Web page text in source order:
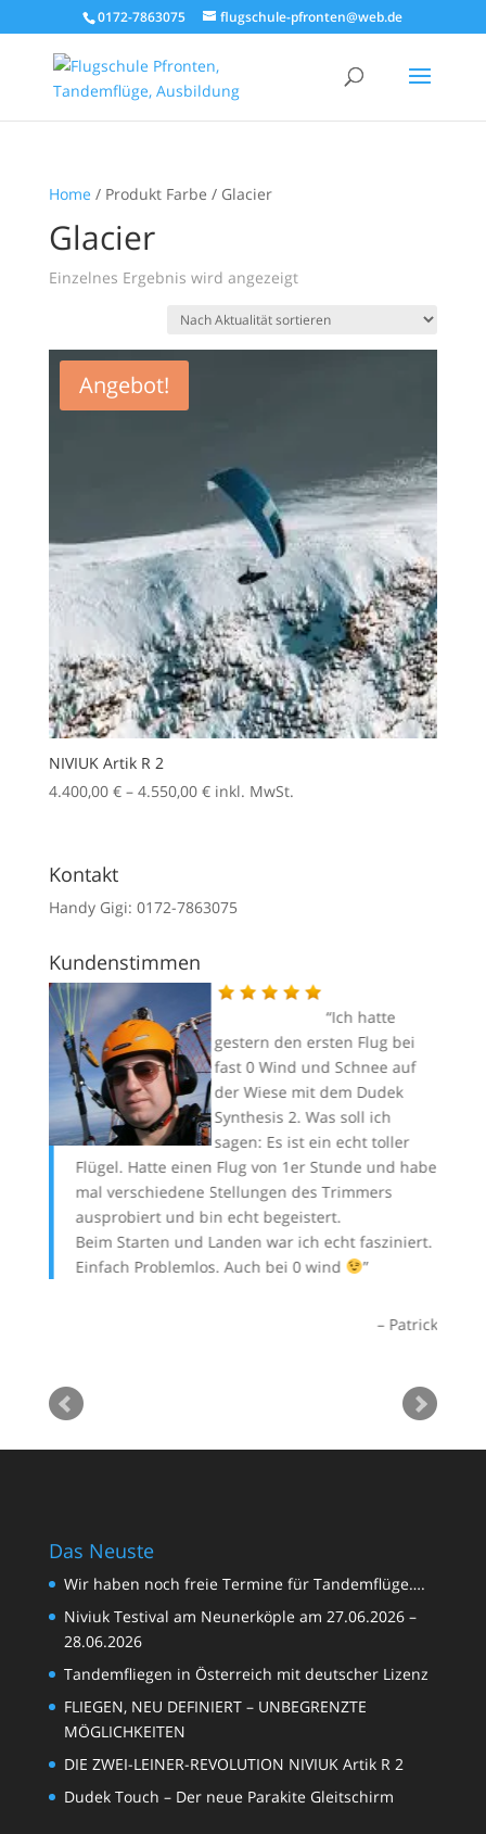
0172-7863075 flugschule-pfronten@web.de
Home / Produkt Farbe / Glacier
Glacier
Einzelnes Ergebnis wird angezeigt
Angebot!
NIVIUK Artik R 2
4.400,00 € – 4.550,00 €Preisspanne:
inkl. MwSt.
Kontakt
Handy Gigi: 0172-7863075
Kundenstimmen
Ich hatte
gestern den ersten Flug bei
fast 0 Wind und Schnee auf
der Wiese mit dem Dudek
Synthesis 2. Was soll ich
sagen: Es ist ein echt toller
Flügel. Hatte einen Flug von 1er Stunde und habe
mal verschiedene Stellungen des Trimmers
ausprobiert und bin echt begeistert.
Beim Starten und Landen war ich echt fasziniert.
Einfach Problemlos. Auch bei 0 wind
Patrick
Das Neuste
Wir haben noch freie Termine für Tandemflüge….
Niviuk Testival am Neunerköple am 27.06.2026 –
28.06.2026
Tandemfliegen in Österreich mit deutscher Lizenz
FLIEGEN, NEU DEFINIERT – UNBEGRENZTE
MÖGLICHKEITEN
DIE ZWEI-LEINER-REVOLUTION NIVIUK Artik R 2
Dudek Touch – Der neue Parakite Gleitschirm